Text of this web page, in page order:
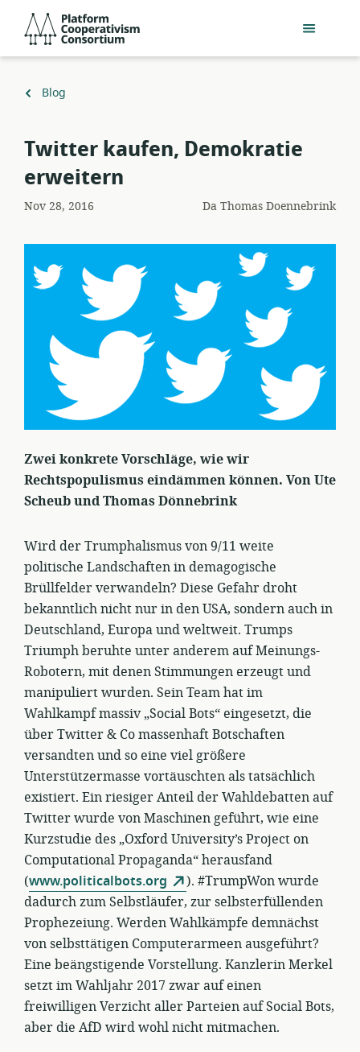
contenuto
Consortium
Torna
Blog
​Twitter kaufen, Demokratie
erweitern
Nov 28, 2016 DaThomas Doennebrink
Zwei konkrete Vorschläge, wie wir
Rechtspopulismus eindämmen können. Von Ute
Scheub und Thomas Dönnebrink
Wird der Trumphalismus von 9/11 weite
politische Landschaften in demagogische
Brüllfelder verwandeln? Diese Gefahr droht
bekanntlich nicht nur in den USA, sondern auch in
Deutschland, Europa und weltweit. Trumps
Triumph beruhte unter anderem auf Meinungs-
Robotern, mit denen Stimmungen erzeugt und
manipuliert wurden. Sein Team hat im
Wahlkampf massiv „Social Bots“ eingesetzt, die
über Twitter & Co massenhaft Botschaften
versandten und so eine viel größere
Unterstützermasse vortäuschten als tatsächlich
existiert. Ein riesiger Anteil der Wahldebatten auf
Twitter wurde von Maschinen geführt, wie eine
Kurzstudie des „Oxford University’s Project on
Computational Propaganda“ herausfand
(www.politicalbots.org
). #TrumpWon wurde
dadurch zum Selbstläufer, zur selbsterfüllenden
Prophezeiung. Werden Wahlkämpfe demnächst
von selbsttätigen Computerarmeen ausgeführt?
Eine beängstigende Vorstellung. Kanzlerin Merkel
setzt im Wahljahr 2017 zwar auf einen
freiwilligen Verzicht aller Parteien auf Social Bots,
aber die AfD wird wohl nicht mitmachen.